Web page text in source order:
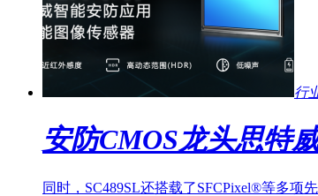
行
安防CMOS龙头思特
同时，SC489SL还搭载了SFCPixel®等多项